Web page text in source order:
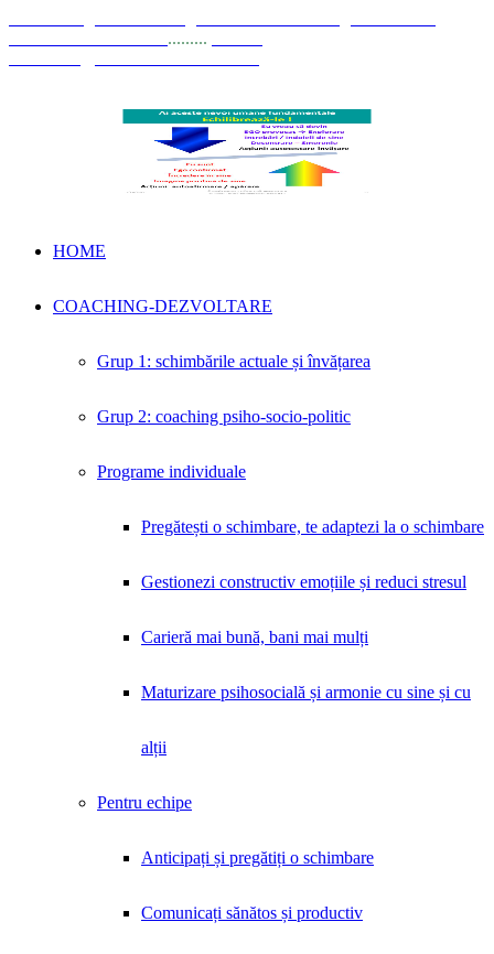
.........
HOME
COACHING-DEZVOLTARE
Grup 1: schimbările actuale și învățarea
Grup 2: coaching psiho-socio-politic
Programe individuale
Pregătești o schimbare, te adaptezi la o schimbare
Gestionezi constructiv emoțiile și reduci stresul
Carieră mai bună, bani mai mulți
Maturizare psihosocială și armonie cu sine și cu
alții
Pentru echipe
Anticipați și pregătiți o schimbare
Comunicați sănătos și productiv